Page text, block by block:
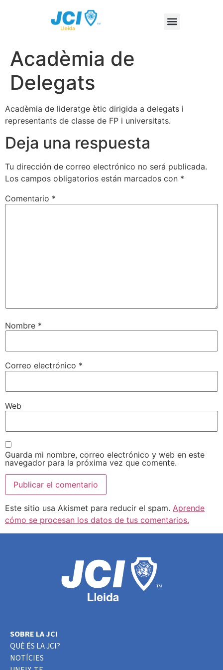
Acadèmia de
Delegats
Acadèmia de lideratge ètic dirigida a delegats i
representants de classe de FP i universitats.
Deja una respuesta
Tu dirección de correo electrónico no será publicada.
Los campos obligatorios están marcados con *
Comentario *
Nombre *
Correo electrónico *
Web
Guarda mi nombre, correo electrónico y web en este
navegador para la próxima vez que comente.
Este sitio usa Akismet para reducir el spam. Aprende
cómo se procesan los datos de tus comentarios.
SOBRE LA JCI
QUÈ ÉS LA JCI?
NOTÍCIES